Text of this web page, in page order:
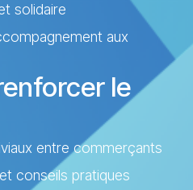
solidaire
aux
le
entre commerçants
conseils pratiques